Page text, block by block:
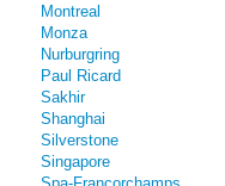
Montreal
Monza
Nurburgring
Paul Ricard
Sakhir
Shanghai
Silverstone
Singapore